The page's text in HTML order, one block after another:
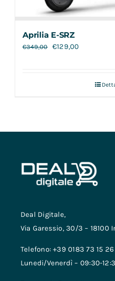
Aprilia E-SRZ
€349,00 €129,00
Deal Digitale,
Via Garessio, 30/3 – 18100
Telefono: +39 0183 73 15 26
Lunedi/Venerdì – 09:30-